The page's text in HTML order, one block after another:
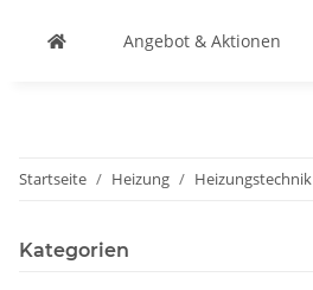
Angebot & Aktionen
Startseite Heizung Heizungstechnik
Kategorien